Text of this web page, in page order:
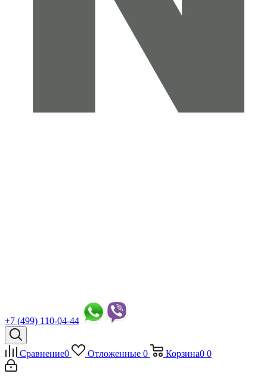
+7 (499) 110-04-44
Сравнение0 Отложенные 0 Корзина0 0